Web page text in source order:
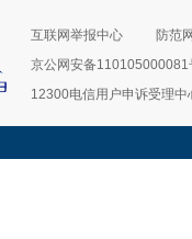
互联网举报中心
防范
京公网安备110105000081
12300电信用户申诉受理中